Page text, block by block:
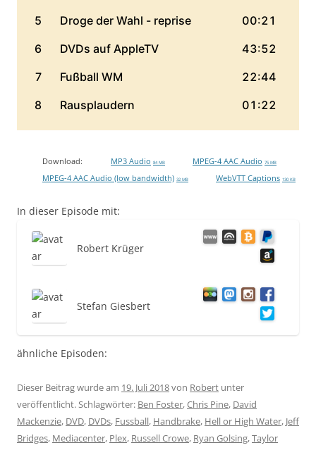
Download: MP3 Audio 84 MB MPEG-4 AAC Audio 75 MB
MPEG-4 AAC Audio (low bandwidth) 32 MB WebVTT Captions 130 KB
In dieser Episode mit:
Robert Krüger
Stefan Giesbert
ähnliche Episoden:
Dieser Beitrag wurde am 19. Juli 2018von Robert unter
veröffentlicht. Schlagwörter: Ben Foster,Chris Pine, David
Mackenzie, DVD, DVDs, Fussball, Handbrake, Hell or High Water, Jeff
Bridges, Mediacenter, Plex, Russell Crowe, Ryan Golsing,Taylor